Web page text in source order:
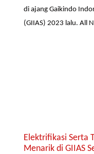
di ajang Gaikindo
(GIIAS) 2023 lalu. All
Elektrifikasi Serta
Menarik di GIIAS